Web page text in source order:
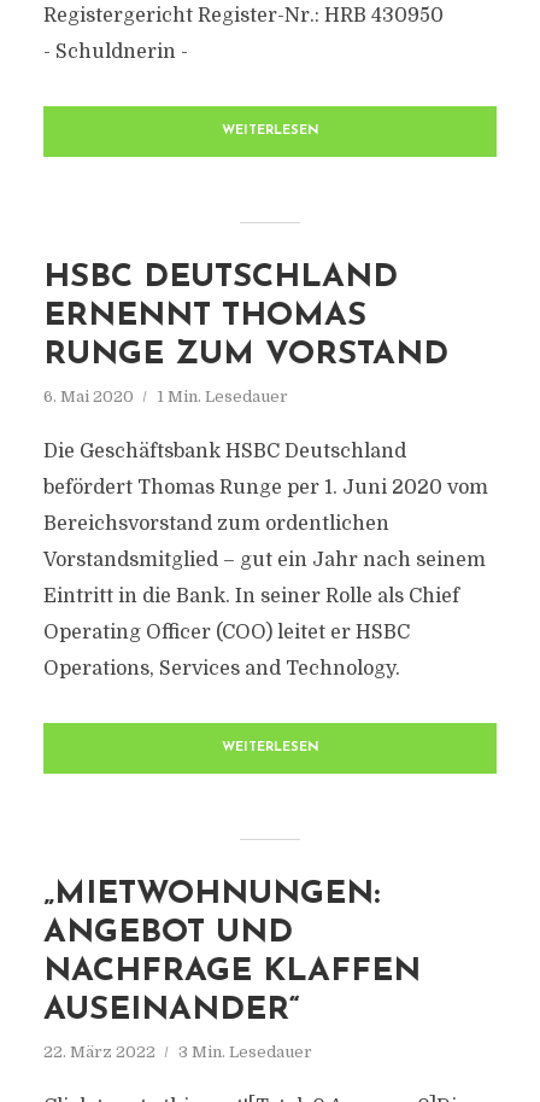
Registergericht Register-Nr.: HRB 430950
- Schuldnerin -
WEITERLESEN
HSBC DEUTSCHLAND
ERNENNT THOMAS
RUNGE ZUM VORSTAND
6. Mai 2020 1 Min. Lesedauer
Die Geschäftsbank HSBC Deutschland
befördert Thomas Runge per 1. Juni 2020 vom
Bereichsvorstand zum ordentlichen
Vorstandsmitglied – gut ein Jahr nach seinem
Eintritt in die Bank. In seiner Rolle als Chief
Operating Officer (COO) leitet er HSBC
Operations, Services and Technology.
WEITERLESEN
„MIETWOHNUNGEN:
ANGEBOT UND
NACHFRAGE KLAFFEN
AUSEINANDER“
22. März 2022 3 Min. Lesedauer